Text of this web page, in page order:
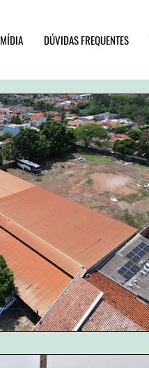
MÍDIA DÚVIDAS FREQUENTES